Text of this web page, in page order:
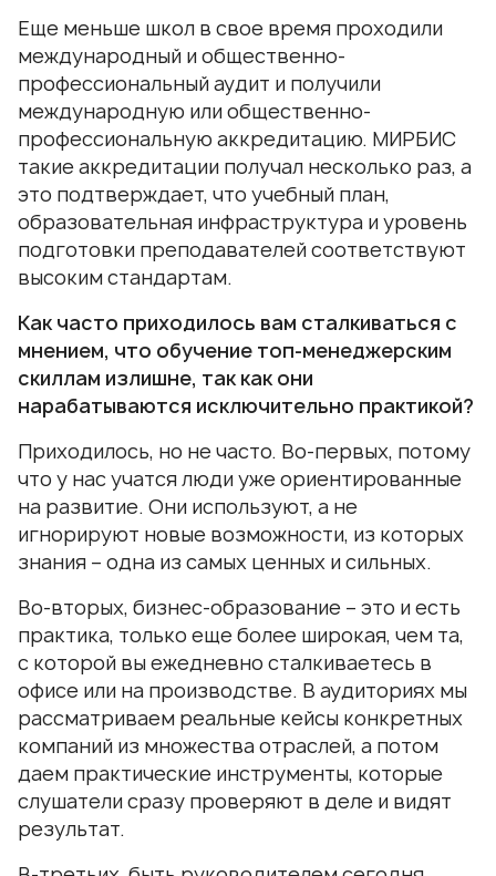
Еще меньше школ в свое время проходили
международный и общественно-
профессиональный аудит и получили
международную или общественно-
профессиональную аккредитацию. МИРБИС
такие аккредитации получал несколько раз, а
это подтверждает, что учебный план,
образовательная инфраструктура и уровень
подготовки преподавателей соответствуют
высоким стандартам.
Как часто приходилось вам сталкиваться с
мнением, что обучение топ-менеджерским
скиллам излишне, так как они
нарабатываются исключительно практикой?
Приходилось, но не часто. Во-первых, потому
что у нас учатся люди уже ориентированные
на развитие. Они используют, а не
игнорируют новые возможности, из которых
знания – одна из самых ценных и сильных.
Во-вторых, бизнес-образование – это и есть
практика, только еще более широкая, чем та,
с которой вы ежедневно сталкиваетесь в
офисе или на производстве. В аудиториях мы
рассматриваем реальные кейсы конкретных
компаний из множества отраслей, а потом
даем практические инструменты, которые
слушатели сразу проверяют в деле и видят
результат.